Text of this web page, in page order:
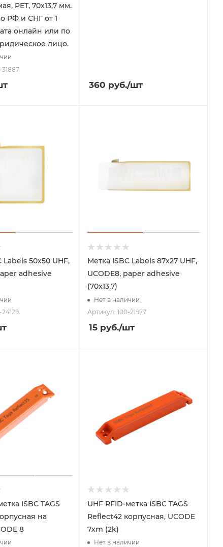
PET, 70x13,7 мм.
РФ и СНГ от 1
онлайн или по
лицо.
360 руб./шт
Labels 50х50 UHF,
adhesive
Метка ISBC Labels 87x27 UHF,
UCODE8, paper adhesive
(70x13,7)
Нет в наличии
Артикул: 100-21977
15руб./шт
ISBC TAGS
на
8
UHF RFID-метка ISBC TAGS
Reflect42 корпусная, UCODE
7xm (2k)
Нет в наличии